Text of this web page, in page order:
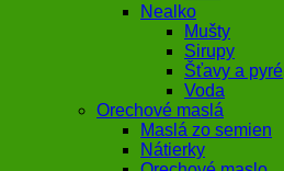
Nealko
Mušty
Sirupy
Šťavy a pyré
Voda
Orechové maslá
Maslá zo semien
Nátierky